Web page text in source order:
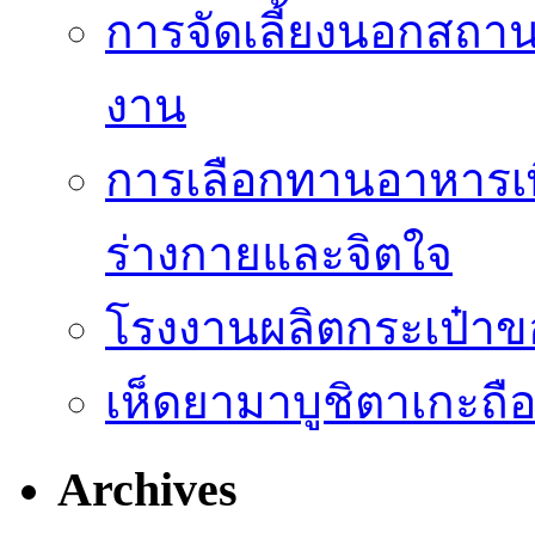
การจัดเลี้ยงนอกสถ
งาน
การเลือกทานอาหา
ร่างกายและจิตใจ
โรงงานผลิตกระเป๋า
เห็ดยามาบูชิตาเกะถื
Archives